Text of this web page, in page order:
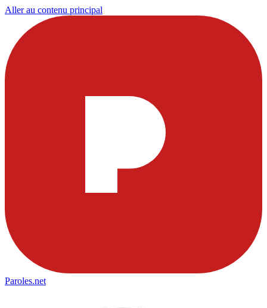
Aller au contenu principal
Paroles.net